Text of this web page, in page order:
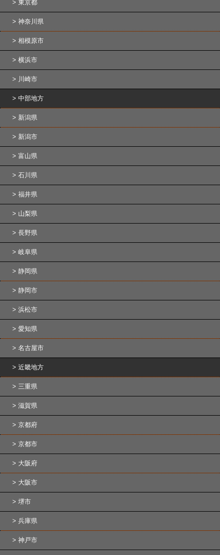
東京都
神奈川県
相模原市
横浜市
川崎市
中部地方
新潟県
新潟市
富山県
石川県
福井県
山梨県
長野県
岐阜県
静岡県
静岡市
浜松市
愛知県
名古屋市
近畿地方
三重県
滋賀県
京都府
京都市
大阪府
大阪市
堺市
兵庫県
神戸市